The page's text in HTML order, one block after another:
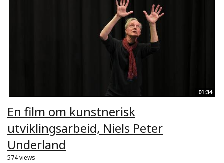
01:34
En film om kunstnerisk
utviklingsarbeid, Niels Peter
Underland
574 views